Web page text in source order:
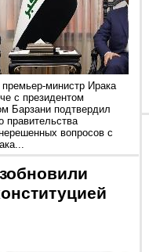
министр Ирака
с президентом
Барзани подтвердил
правительства
вопросов с